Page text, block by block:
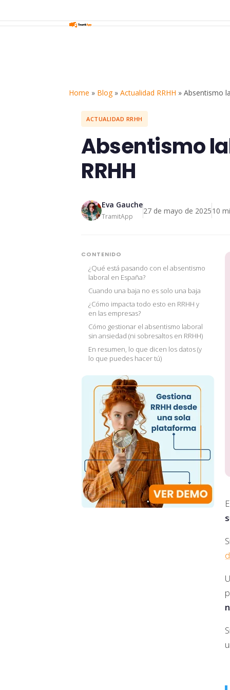
Home » Blog»Actualidad RRHH »Absentismo
ACTUALIDAD RRHH
Absentismo
RRHH
Eva Gauche
TramitApp
27 de mayo de 202510
CONTENIDO
¿Qué está pasando con el absentismo
laboral en España?
Cuando una baja no es solo una baja
¿Cómo impacta todo esto en RRHH y
en las empresas?
Cómo gestionar el absentismo laboral
sin ansiedad (ni sobresaltos en RRHH)
En resumen, lo que dicen los datos (y
lo que puedes hacer tú)